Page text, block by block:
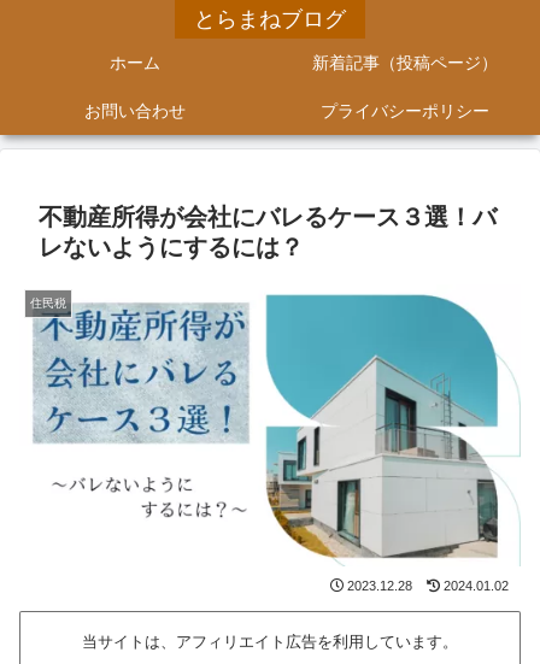
とらまねブログ
ホーム 新着記事（投稿ページ）
お問い合わせ プライバシーポリシー
不動産所得が会社にバレるケース３選！バ
レないようにするには？
住民税
2023.12.28 2024.01.02
当サイトは、アフィリエイト広告を利用しています。